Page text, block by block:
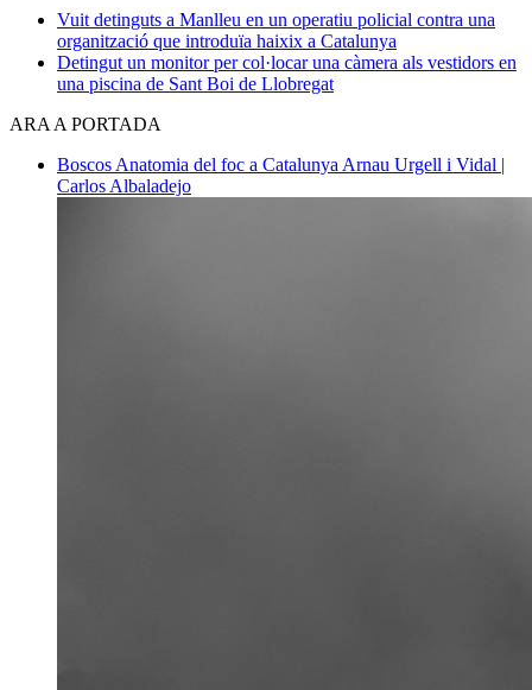
Vuit detinguts a Manlleu en un operatiu policial contra una
organització que introduïa haixix a Catalunya
Detingut un monitor per col·locar una càmera als vestidors en
una piscina de Sant Boi de Llobregat
ARA A PORTADA
Boscos Anatomia del foc a Catalunya Arnau Urgell i Vidal |
Carlos Albaladejo